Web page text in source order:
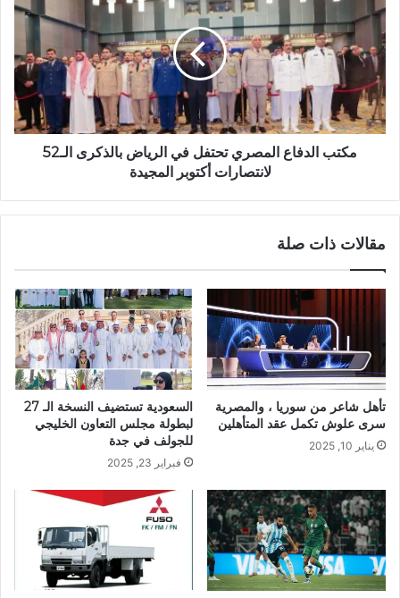
مكتب الدفاع المصري تحتفل في الرياض بالذكرى الـ52
لانتصارات أكتوبر المجيدة
مقالات ذات صلة
تأهل شاعر من سوريا ، والمصرية
سرى علوش تكمل عقد المتأهلين
يناير 10, 2025
السعودية تستضيف النسخة الـ 27
لبطولة مجلس التعاون الخليجي
للجولف في جدة
فبراير 23, 2025